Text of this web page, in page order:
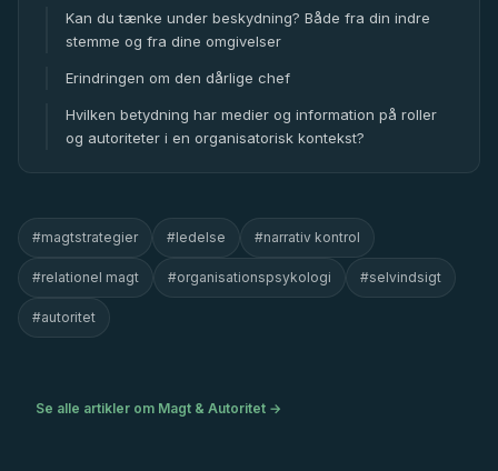
Kan du tænke under beskydning? Både fra din indre
stemme og fra dine omgivelser
Erindringen om den dårlige chef
Hvilken betydning har medier og information på roller
og autoriteter i en organisatorisk kontekst?
#magtstrategier #ledelse #narrativ kontrol
#relationel magt #organisationspsykologi #selvindsigt
#autoritet
Se alle artikler om Magt & Autoritet →